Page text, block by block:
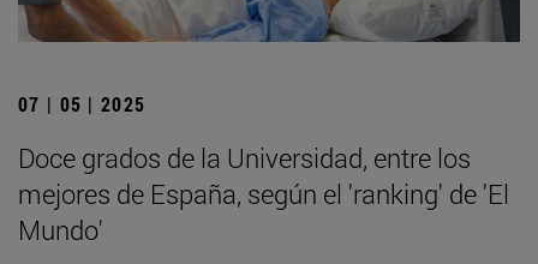
07 | 05 | 2025
Doce grados de la Universidad, entre los
mejores de España, según el 'ranking' de 'El
Mundo'